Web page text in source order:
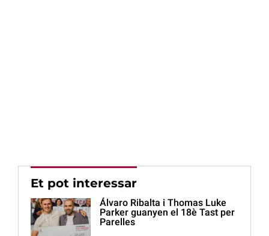
Et pot interessar
Álvaro Ribalta i Thomas Luke
Parker guanyen el 18è Tast per
Parelles